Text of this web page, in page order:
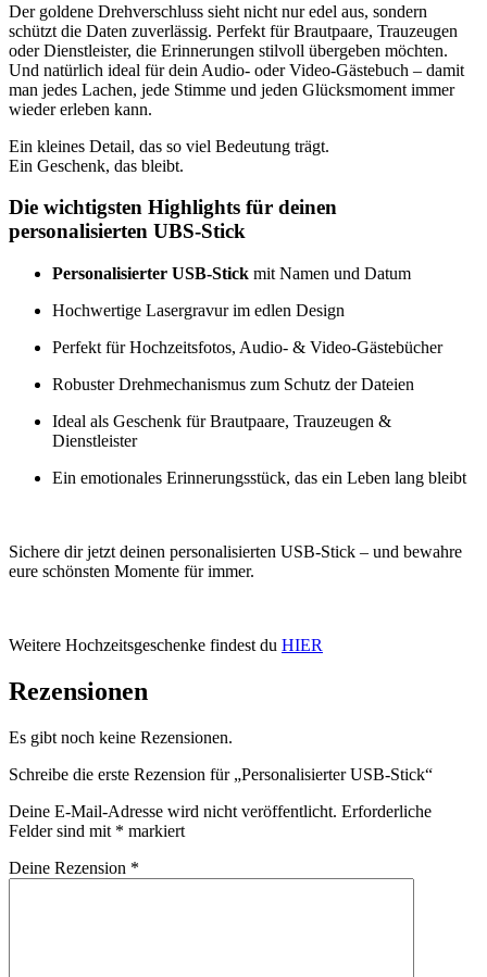
Der goldene Drehverschluss sieht nicht nur edel aus, sondern
schützt die Daten zuverlässig. Perfekt für Brautpaare, Trauzeugen
oder Dienstleister, die Erinnerungen stilvoll übergeben möchten.
Und natürlich ideal für dein Audio- oder Video-Gästebuch – damit
man jedes Lachen, jede Stimme und jeden Glücksmoment immer
wieder erleben kann.
Ein kleines Detail, das so viel Bedeutung trägt.
Ein Geschenk, das bleibt.
Die wichtigsten Highlights für deinen
personalisierten UBS-Stick
Personalisierter USB-Stick mit Namen und Datum
Hochwertige Lasergravur im edlen Design
Perfekt für Hochzeitsfotos, Audio- & Video-Gästebücher
Robuster Drehmechanismus zum Schutz der Dateien
Ideal als Geschenk für Brautpaare, Trauzeugen &
Dienstleister
Ein emotionales Erinnerungsstück, das ein Leben lang bleibt
Sichere dir jetzt deinen personalisierten USB-Stick – und bewahre
eure schönsten Momente für immer.
Weitere Hochzeitsgeschenke findest du HIER
Rezensionen
Es gibt noch keine Rezensionen.
Schreibe die erste Rezension für „Personalisierter USB-Stick“
Deine E-Mail-Adresse wird nicht veröffentlicht. Erforderliche
Felder sind mit * markiert
Deine Rezension *